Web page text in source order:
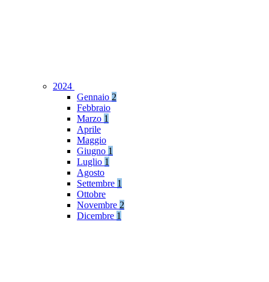
2024
Gennaio 2
Febbraio
Marzo 1
Aprile
Maggio
Giugno 1
Luglio 1
Agosto
Settembre 1
Ottobre
Novembre 2
Dicembre 1